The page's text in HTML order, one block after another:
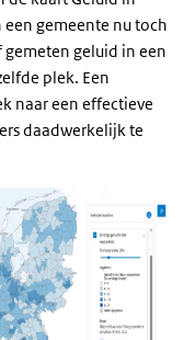
gemeente nu toch
geluid in een
plek. Een
naar een effectieve
daadwerkelijk te